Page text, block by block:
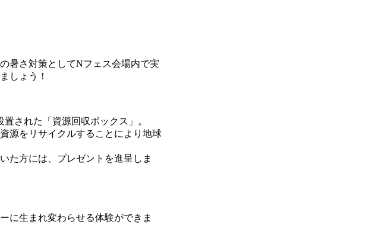
暑さ対策としてNフェス会場内で実
しょう！
された「資源回収ボックス」。
源をリサイクルすることにより地球
た方には、プレゼントを進呈しま
に生まれ変わらせる体験ができま